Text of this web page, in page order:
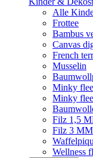
Alle
Frottee
Bambus
Canvas
French
Musselin
Minky
Minky
Filz 1,5
Filz 3 MM
Wellness